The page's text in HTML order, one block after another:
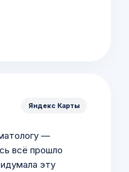
Яндекс Карты
—
всё прошло
эту